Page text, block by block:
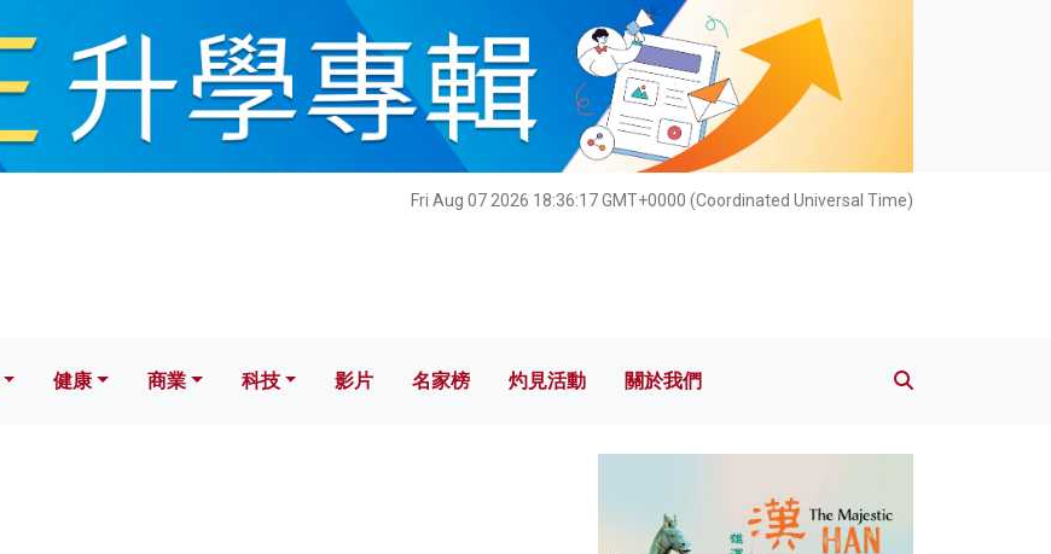
Fri Aug 07 2026 18:36:18 GMT+0000 (Coordinated Universal Time)
健康 科技 影片 名家榜 灼見活動 關於我們
健康 商業 科技 影片 名家榜 灼見活動 關於我們